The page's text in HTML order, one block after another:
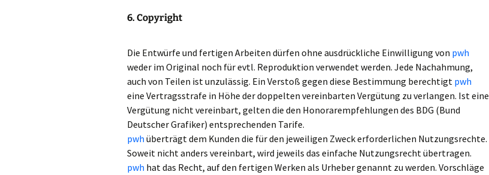
6. Copyright
Die Entwürfe und fertigen Arbeiten dürfen ohne ausdrückliche Einwilligung von pwh
weder im Original noch für evtl. Reproduktion verwendet werden. Jede Nachahmung,
auch von Teilen ist unzulässig. Ein Verstoß gegen diese Bestimmung berechtigt pwh
eine Vertragsstrafe in Höhe der doppelten vereinbarten Vergütung zu verlangen. Ist eine
Vergütung nicht vereinbart, gelten die den Honorarempfehlungen des BDG (Bund
Deutscher Grafiker) entsprechenden Tarife.
pwh überträgt dem Kunden die für den jeweiligen Zweck erforderlichen Nutzungsrechte.
Soweit nicht anders vereinbart, wird jeweils das einfache Nutzungsrecht übertragen.
pwh hat das Recht, auf den fertigen Werken als Urheber genannt zu werden. Vorschläge